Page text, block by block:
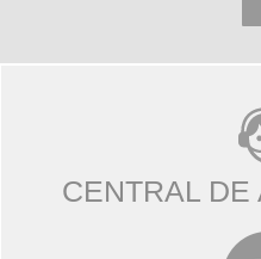
CENTRAL DE